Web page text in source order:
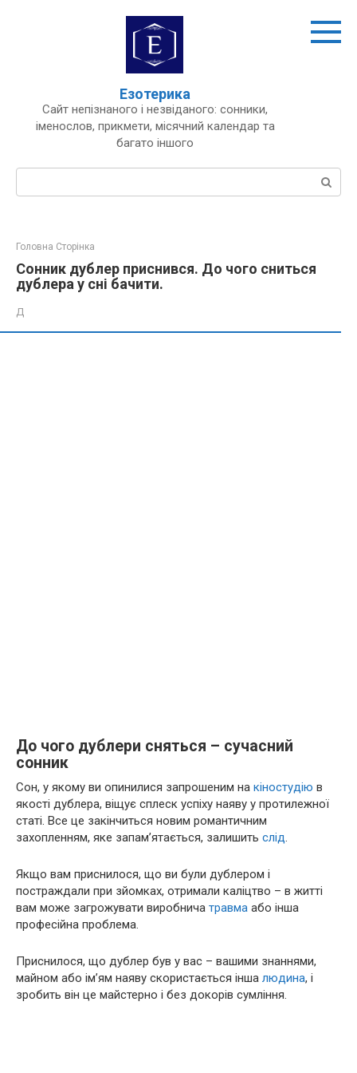
Езотерика
Сайт непізнаного і незвіданого: сонники,
іменослов, прикмети, місячний календар та
багато іншого
Пошук:
Головна Сторінка
Сонник дублер приснився. До чого сниться
дублера у сні бачити.
Д
До чого дублери сняться – сучасний
сонник
Сон, у якому ви опинилися запрошеним на кіностудію в
якості дублера, віщує сплеск успіху наяву у протилежної
статі. Все це закінчиться новим романтичним
захопленням, яке запам’ятається, залишить слід.
Якщо вам приснилося, що ви були дублером і
постраждали при зйомках, отримали каліцтво – в житті
вам може загрожувати виробнича травма або інша
професійна проблема.
Приснилося, що дублер був у вас – вашими знаннями,
майном або ім’ям наяву скористається інша людина, і
зробить він це майстерно і без докорів сумління.